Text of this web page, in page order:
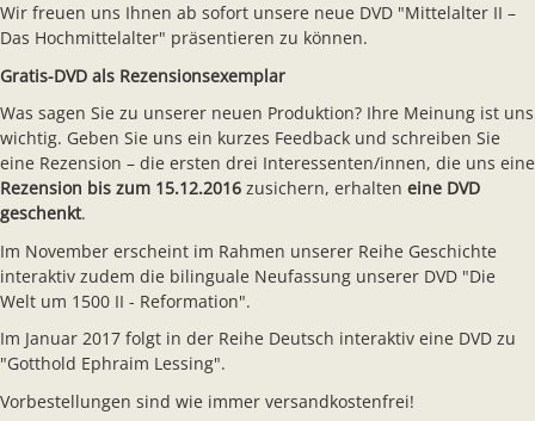
Wir freuen uns Ihnen ab sofort unsere neue DVD "Mittelalter II –
Das Hochmittelalter" präsentieren zu können.
Gratis-DVD als Rezensionsexemplar
Was sagen Sie zu unserer neuen Produktion? Ihre Meinung ist uns
wichtig. Geben Sie uns ein kurzes Feedback und schreiben Sie
eine Rezension – die ersten drei Interessenten/innen, die uns eine
Rezension bis zum 15.12.2016 zusichern, erhalten eine DVD
geschenkt.
Im November erscheint im Rahmen unserer Reihe Geschichte
interaktiv zudem die bilinguale Neufassung unserer DVD "Die
Welt um 1500 II - Reformation".
Im Januar 2017 folgt in der Reihe Deutsch interaktiv eine DVD zu
"Gotthold Ephraim Lessing".
Vorbestellungen sind wie immer versandkostenfrei!